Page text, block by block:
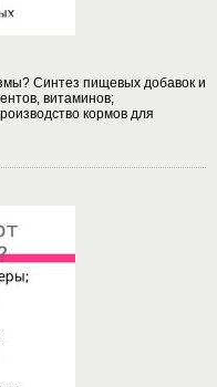
Синтез пищевых добавок и
витаминов;
кормов для